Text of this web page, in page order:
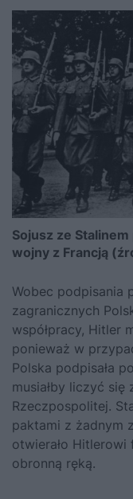
Sojusz ze
wojny z Francją
Wobec podpisania
zagranicznych
współpracy, Hitler
ponieważ w
Polska podpisała
musiałby liczyć
Rzeczpospolitej.
paktami z żadnym
otwierało
obronną ręką.